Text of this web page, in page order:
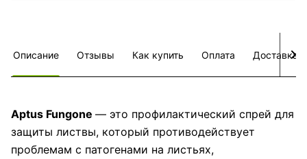
Описание Отзывы Как купить Оплата Доставка
Aptus Fungone — это профилактический спрей для
защиты листвы, который противодействует
проблемам с патогенами на листьях,